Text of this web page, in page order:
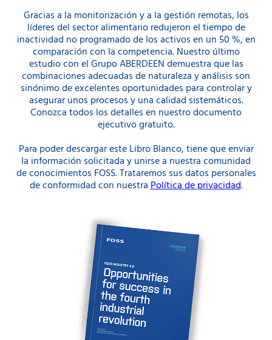
Gracias a la monitorización y a la gestión remotas, los
líderes del sector alimentario redujeron el tiempo de
inactividad no programado de los activos en un 50 %, en
comparación con la competencia. Nuestro último
estudio con el Grupo ABERDEEN demuestra que las
combinaciones adecuadas de naturaleza y análisis son
sinónimo de excelentes oportunidades para controlar y
asegurar unos procesos y una calidad sistemáticos.
Conozca todos los detalles en nuestro documento
ejecutivo gratuito.
Para poder descargar este Libro Blanco, tiene que enviar
la información solicitada y unirse a nuestra comunidad
de conocimientos FOSS. Trataremos sus datos personales
de conformidad con nuestraPolítica de privacidad.